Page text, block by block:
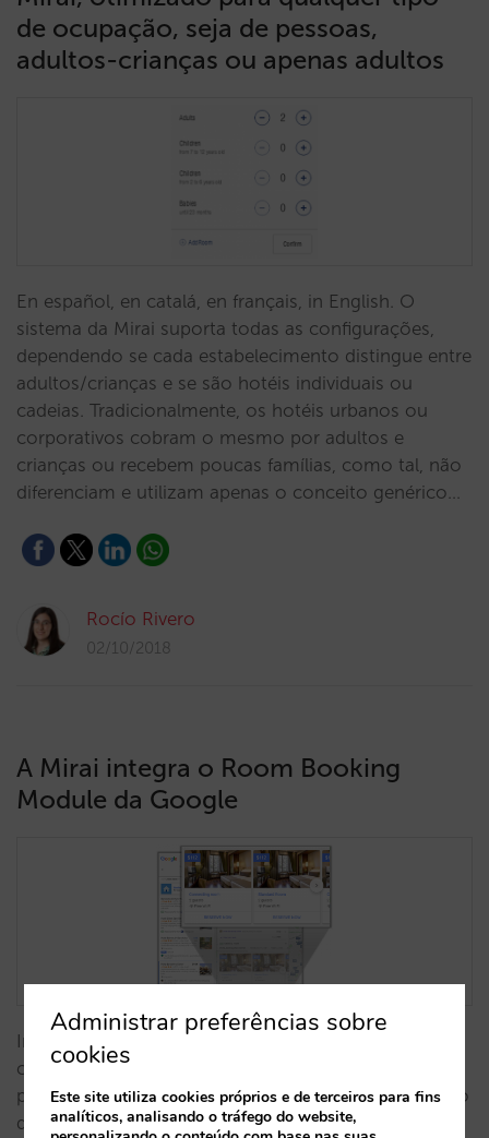
de ocupação, seja de pessoas,
adultos-crianças ou apenas adultos
En español, en catalá, en français, in English. O
sistema da Mirai suporta todas as configurações,
dependendo se cada estabelecimento distingue entre
adultos/crianças e se são hotéis individuais ou
cadeias. Tradicionalmente, os hotéis urbanos ou
corporativos cobram o mesmo por adultos e
crianças ou recebem poucas famílias, como tal, não
diferenciam e utilizam apenas o conceito genérico…
Rocío Rivero
02/10/2018
A Mirai integra o Room Booking
Module da Google
In English, en español, en français. A Google
continua a apresentar novidades nos seus produtos
para hotéis. Neste post explicamos o funcionamento
do Room Booking Module, as suas vantagens, as
Administrar preferências sobre
cookies
Este site utiliza cookies próprios e de terceiros para fins
analíticos, analisando o tráfego do website,